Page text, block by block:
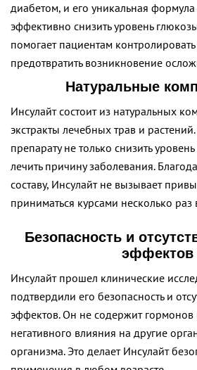
диабетом, и его уникальная формула
эффективно снизить уровень
помогает пациентам
предотвратить возникновение
Натуральные
Инсулайт состоит из натуральных
экстракты лечебных трав и
препарату не только снизить
лечить причину заболевания.
составу, Инсулайт не вызывает
приниматься курсами несколько раз
Безопасность и
эффектов
Инсулайт прошел клинические
подтвердили его безопасность и
эффектов. Он не содержит гормонов
негативного влияния на другие
организма. Это делает Инсулайт